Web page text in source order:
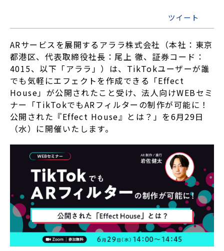
よくあるご質問
資料ダウンロード一覧
ツイート
ARサービスを展開するアララ株式会社（本社：東京
都港区、代表取締役社長：尾上 徹、証券コード：
4015、以下「アララ」）は、TikTokユーザーが誰
でも気軽にエフェクトを作成できる「Effect
House」が公開されたこと受け、法人向けWEBセミ
ナー「TikTokでもARフィルターの制作が可能に！
公開された『Effect House』とは？」を6月29日
（水）に開催いたします。